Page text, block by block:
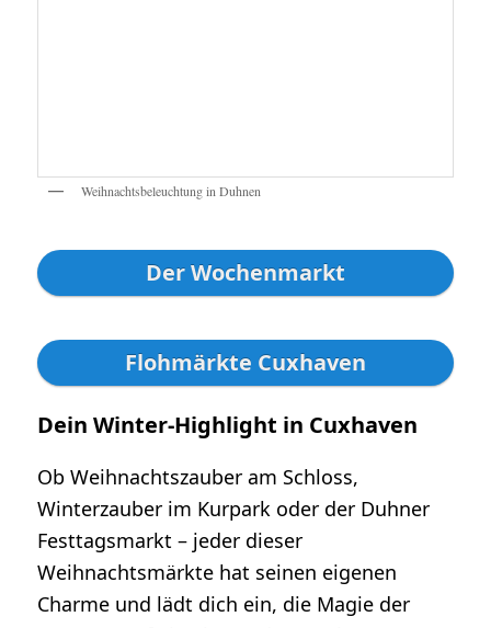
Weihnachtsbeleuchtung in Duhnen
Der Wochenmarkt
Flohmärkte Cuxhaven
Dein Winter-Highlight in Cuxhaven
Ob Weihnachtszauber am Schloss,
Winterzauber im Kurpark oder der Duhner
Festtagsmarkt – jeder dieser
Weihnachtsmärkte hat seinen eigenen
Charme und lädt dich ein, die Magie der